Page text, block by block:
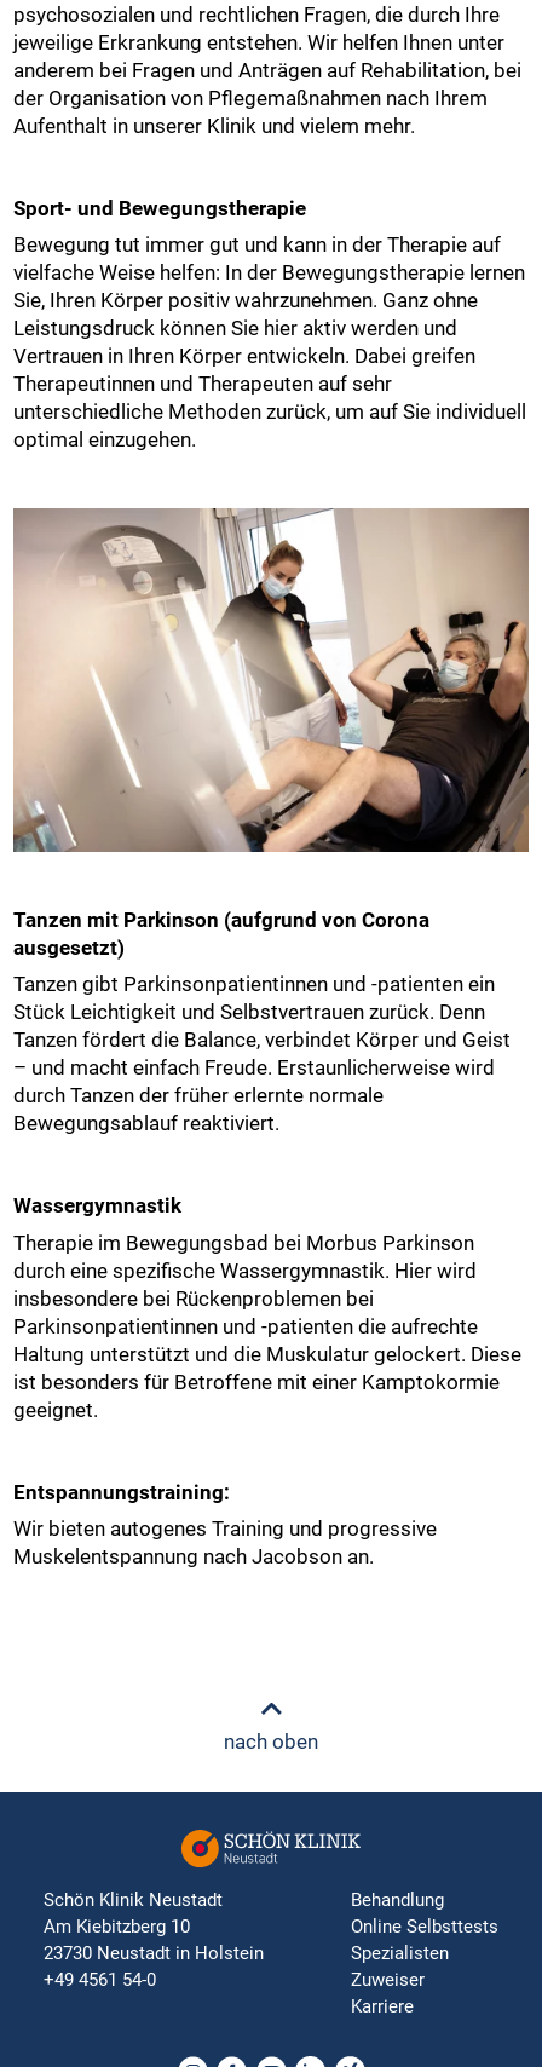
psychosozialen und rechtlichen Fragen, die durch Ihre
jeweilige Erkrankung entstehen. Wir helfen Ihnen unter
anderem bei Fragen und Anträgen auf Rehabilitation, bei
der Organisation von Pflegemaßnahmen nach Ihrem
Aufenthalt in unserer Klinik und vielem mehr.
Sport- und Bewegungstherapie
Bewegung tut immer gut und kann in der Therapie auf
vielfache Weise helfen: In der Bewegungstherapie lernen
Sie, Ihren Körper positiv wahrzunehmen. Ganz ohne
Leistungsdruck können Sie hier aktiv werden und
Vertrauen in Ihren Körper entwickeln. Dabei greifen
Therapeutinnen und Therapeuten auf sehr
unterschiedliche Methoden zurück, um auf Sie individuell
optimal einzugehen.
Tanzen mit Parkinson (aufgrund von Corona
ausgesetzt)
Tanzen gibt Parkinsonpatientinnen und -patienten ein
Stück Leichtigkeit und Selbstvertrauen zurück. Denn
Tanzen fördert die Balance, verbindet Körper und Geist
– und macht einfach Freude. Erstaunlicherweise wird
durch Tanzen der früher erlernte normale
Bewegungsablauf reaktiviert.
Wassergymnastik
Therapie im Bewegungsbad bei Morbus Parkinson
durch eine spezifische Wassergymnastik. Hier wird
insbesondere bei Rückenproblemen bei
Parkinsonpatientinnen und -patienten die aufrechte
Haltung unterstützt und die Muskulatur gelockert. Diese
ist besonders für Betroffene mit einer Kamptokormie
geeignet.
Entspannungstraining:
Wir bieten autogenes Training und progressive
Muskelentspannung nach Jacobson an.
nach oben
Schön Klinik Neustadt
Am Kiebitzberg 10
23730 Neustadt in Holstein
+49 4561 54-0
Behandlung
Online Selbsttests
Spezialisten
Zuweiser
Karriere